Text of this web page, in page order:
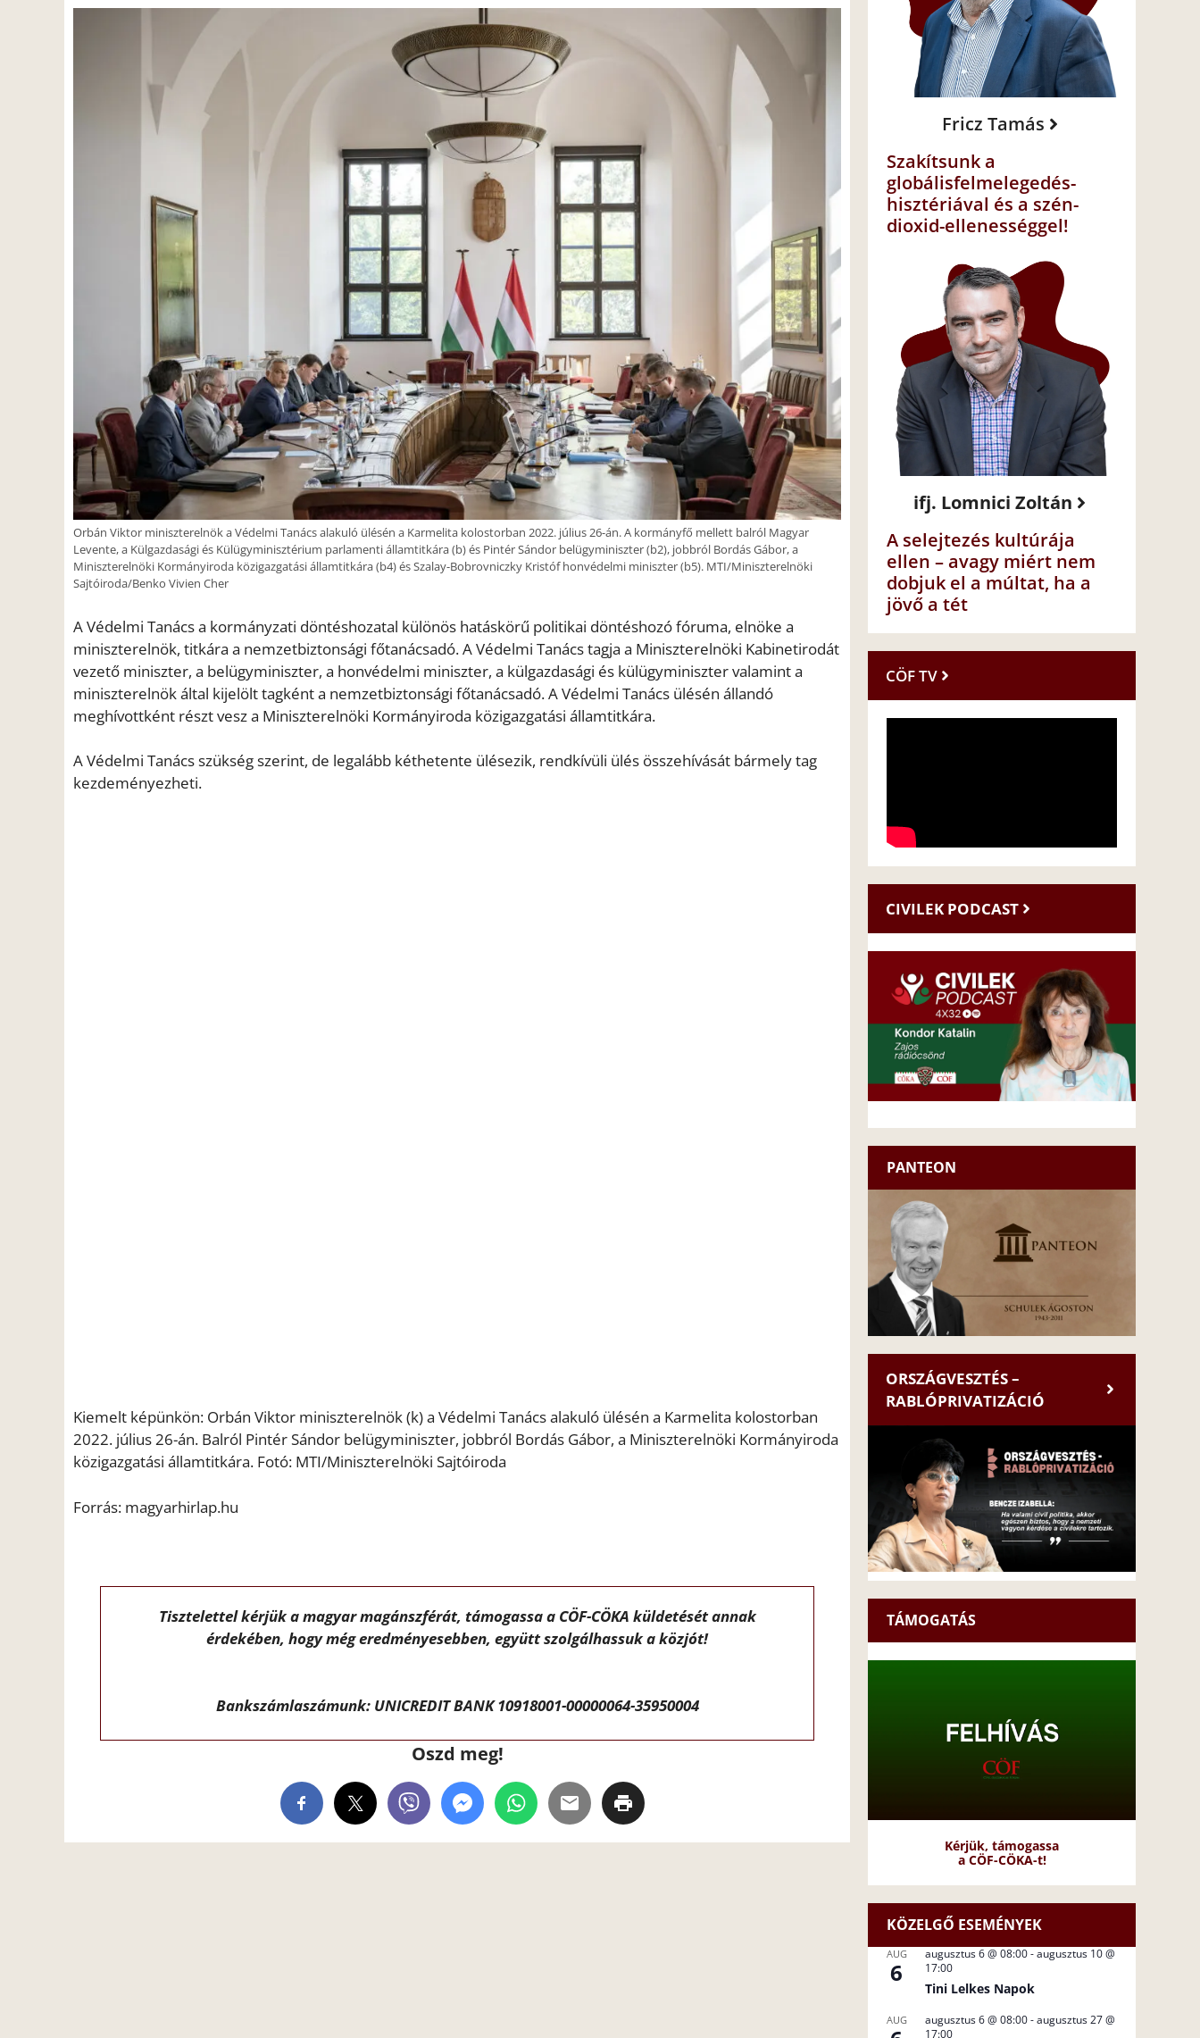
Orbán Viktor miniszterelnök a Védelmi Tanács alakuló ülésén a Karmelita kolostorban 2022. július 26-án. A kormányfő mellett balról Magyar
Levente, a Külgazdasági és Külügyminisztérium parlamenti államtitkára (b) és Pintér Sándor belügyminiszter (b2), jobbról Bordás Gábor, a
Miniszterelnöki Kormányiroda közigazgatási államtitkára (b4) és Szalay-Bobrovniczky Kristóf honvédelmi miniszter (b5). MTI/Miniszterelnöki
Sajtóiroda/Benko Vivien Cher
A Védelmi Tanács a kormányzati döntéshozatal különös hatáskörű politikai döntéshozó fóruma, elnöke a
miniszterelnök, titkára a nemzetbiztonsági főtanácsadó. A Védelmi Tanács tagja a Miniszterelnöki Kabinetirodát
vezető miniszter, a belügyminiszter, a honvédelmi miniszter, a külgazdasági és külügyminiszter valamint a
miniszterelnök által kijelölt tagként a nemzetbiztonsági főtanácsadó. A Védelmi Tanács ülésén állandó
meghívottként részt vesz a Miniszterelnöki Kormányiroda közigazgatási államtitkára.
A Védelmi Tanács szükség szerint, de legalább kéthetente ülésezik, rendkívüli ülés összehívását bármely tag
kezdeményezheti.
Kiemelt képünkön: Orbán Viktor miniszterelnök (k) a Védelmi Tanács alakuló ülésén a Karmelita kolostorban
2022. július 26-án. Balról Pintér Sándor belügyminiszter, jobbról Bordás Gábor, a Miniszterelnöki Kormányiroda
közigazgatási államtitkára. Fotó: MTI/Miniszterelnöki Sajtóiroda
Forrás: magyarhirlap.hu
Tisztelettel kérjük a magyar magánszférát, támogassa a CÖF-CÖKA küldetését annak
érdekében, hogy még eredményesebben, együtt szolgálhassuk a közjót!
Bankszámlaszámunk: UNICREDIT BANK 10918001-00000064-35950004
Oszd meg!
Fricz Tamás
Szakítsunk a
globálisfelmelegedés-
hisztériával és a szén-
dioxid-ellenességgel!
ifj. Lomnici Zoltán
A selejtezés kultúrája
ellen – avagy miért nem
dobjuk el a múltat, ha a
jövő a tét
CÖF TV
CIVILEK PODCAST
PANTEON
ORSZÁGVESZTÉS –
RABLÓPRIVATIZÁCIÓ
TÁMOGATÁS
Kérjük, támogassa
a CÖF-CÖKA-t!
KÖZELGŐ ESEMÉNYEK
AUG
6
augusztus 6 @ 08:00-augusztus 10 @
17:00
Tini Lelkes Napok
AUG augusztus 6 @ 08:00-augusztus 27 @
17:00